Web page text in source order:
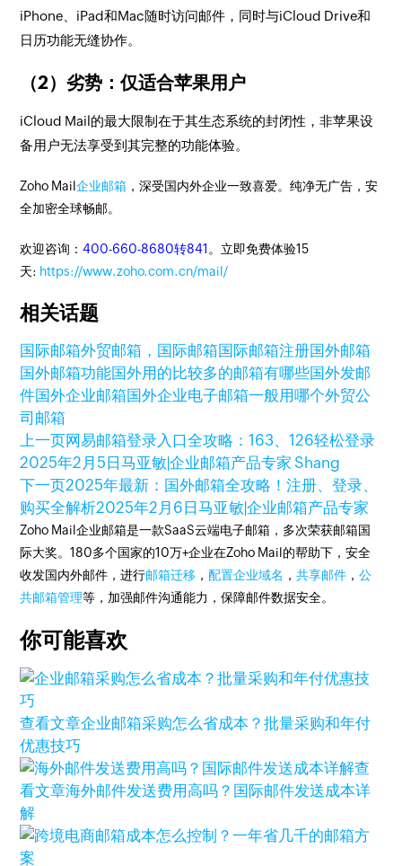
iPhone、iPad和Mac随时访问邮件，同时与iCloud Drive和
日历功能无缝协作。
（2）劣势：仅适合苹果用户
iCloud Mail的最大限制在于其生态系统的封闭性，非苹果设
备用户无法享受到其完整的功能体验。
Zoho Mail企业邮箱 ，深受国内外企业一致喜爱。纯净无广告，安
全加密全球畅邮。
欢迎咨询：400-660-8680转841 。立即免费体验15
天: https://www.zoho.com.cn/mail/
相关话题
国际邮箱外贸邮箱，国际邮箱国际邮箱注册国外邮箱
国外邮箱功能国外用的比较多的邮箱有哪些国外发邮
件国外企业邮箱国外企业电子邮箱一般用哪个外贸公
司邮箱
上一页网易邮箱登录入口全攻略：163、126轻松登录
2025年2月5日马亚敏|企业邮箱产品专家 Shang
下一页2025年最新：国外邮箱全攻略！注册、登录、
购买全解析2025年2月6日马亚敏|企业邮箱产品专家
Zoho Mail企业邮箱是一款SaaS云端电子邮箱，多次荣获邮箱国
际大奖。180多个国家的10万+企业在Zoho Mail的帮助下，安全
收发国内外邮件，进行邮箱迁移 ，配置企业域名 ，共享邮件 ，公
共邮箱管理等，加强邮件沟通能力，保障邮件数据安全。
你可能喜欢
查看文章企业邮箱采购怎么省成本？批量采购和年付
优惠技巧
查
看文章海外邮件发送费用高吗？国际邮件发送成本详
解